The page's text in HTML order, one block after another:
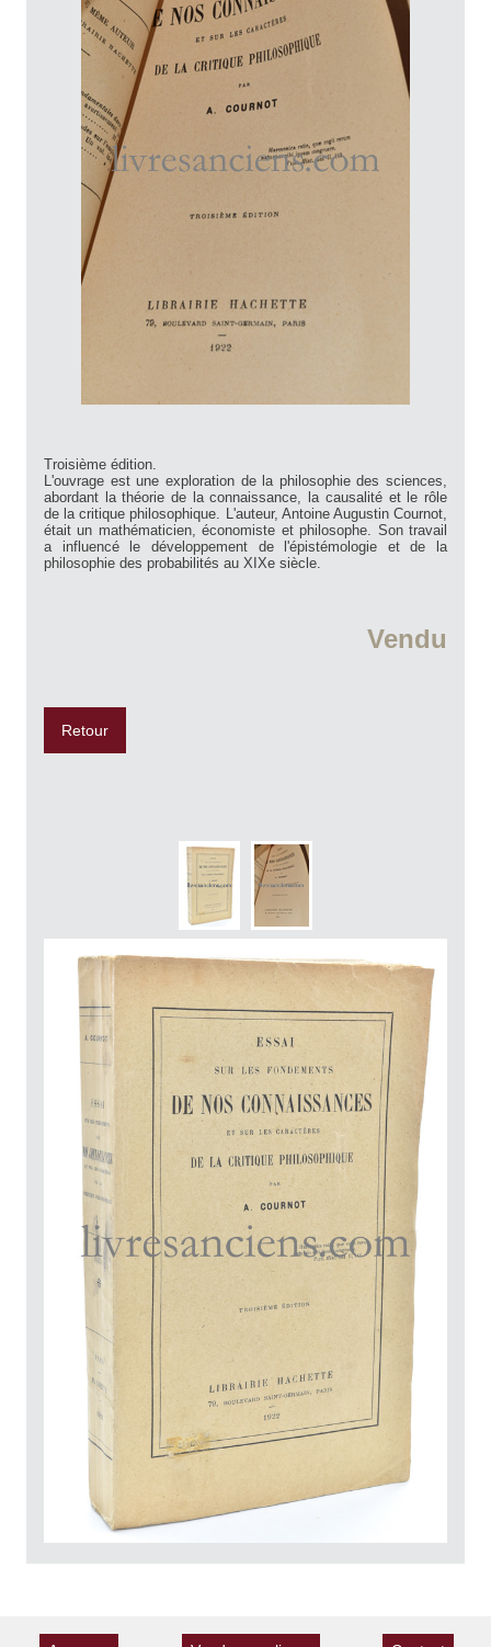
Troisième édition.
L'ouvrage est une exploration de la philosophie des sciences,
abordant la théorie de la connaissance, la causalité et le rôle
de la critique philosophique. L'auteur, Antoine Augustin Cournot,
était un mathématicien, économiste et philosophe. Son travail
a influencé le développement de l'épistémologie et de la
philosophie des probabilités au XIXe siècle.
Vendu
Retour